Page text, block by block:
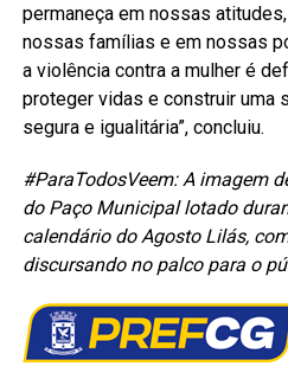
permaneça em nossas
nossas famílias e em nossas
a violência contra a mulher é
proteger vidas e construir uma
segura e igualitária”, concluiu.
#ParaTodosVeem: A imagem
do Paço Municipal lotado
calendário do Agosto Lilás,
discursando no palco para o